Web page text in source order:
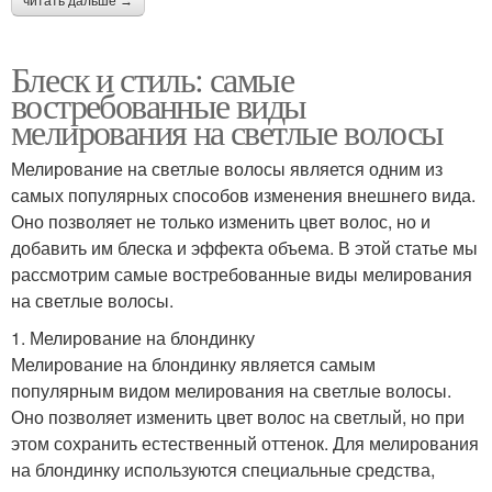
Мелирование на
осветленные волосы
Мелирование в
домашних условиях
Волос в домашних
условиях
Красивое мелирование
Коричневое
Пепельное
Волос с мелированием
Блеск и стиль: самые
востребованные виды
мелирования на светлые волосы
Мелирование на светлые волосы является одним из
самых популярных способов изменения внешнего вида.
Оно позволяет не только изменить цвет волос, но и
добавить им блеска и эффекта объема. В этой статье мы
рассмотрим самые востребованные виды мелирования
на светлые волосы.
1. Мелирование на блондинку
Мелирование на блондинку является самым
популярным видом мелирования на светлые волосы.
Оно позволяет изменить цвет волос на светлый, но при
этом сохранить естественный оттенок. Для мелирования
на блондинку используются специальные средства,